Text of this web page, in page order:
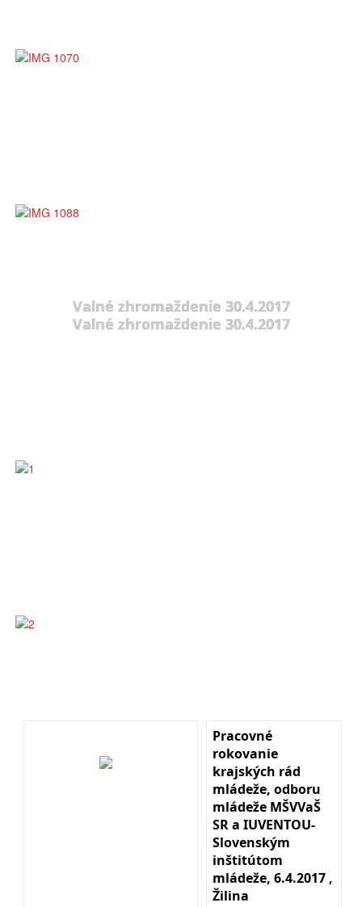
Valné zhromaždenie 30.4.2017
Valné zhromaždenie 30.4.2017
Pracovné
rokovanie
krajských rád
mládeže, odboru
mládeže MŠVVaŠ
SR a IUVENTOU-
Slovenským
inštitútom
mládeže, 6.4.2017 ,
Žilina